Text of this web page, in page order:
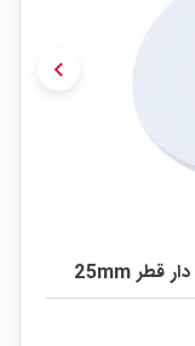
chevron_left